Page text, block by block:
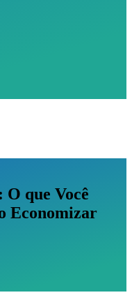
O que Você
Economizar